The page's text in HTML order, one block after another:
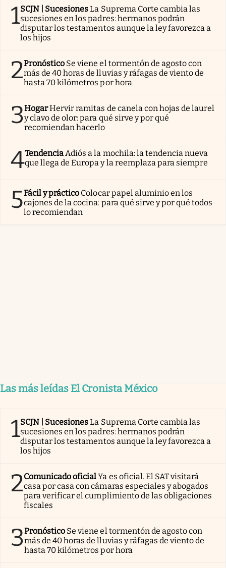
1SCJN | SucesionesLa Suprema Corte cambia las
sucesiones en los padres: hermanos podrán
disputar los testamentos aunque la ley favorezca a
los hijos
2Pronóstico Se viene el tormentón de agosto con
más de 40 horas de lluvias y ráfagas de viento de
hasta 70 kilómetros por hora
3HogarHervir ramitas de canela con hojas de laurel
y clavo de olor: para qué sirve y por qué
recomiendan hacerlo
4TendenciaAdiós a la mochila: la tendencia nueva
que llega de Europa y la reemplaza para siempre
5Fácil y práctico Colocar papel aluminio en los
cajones de la cocina: para qué sirve y por qué todos
lo recomiendan
Las más leídas El Cronista México
1SCJN | SucesionesLa Suprema Corte cambia las
sucesiones en los padres: hermanos podrán
disputar los testamentos aunque la ley favorezca a
los hijos
2Comunicado oficialYa es oficial. El SAT visitará
casa por casa con cámaras especiales y abogados
para verificar el cumplimiento de las obligaciones
fiscales
3Pronóstico Se viene el tormentón de agosto con
más de 40 horas de lluvias y ráfagas de viento de
hasta 70 kilómetros por hora